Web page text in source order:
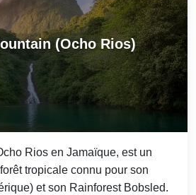
(Ocho Rios)
Rios en Jamaïque, est un
tropicale connu pour son
et son Rainforest Bobsled.